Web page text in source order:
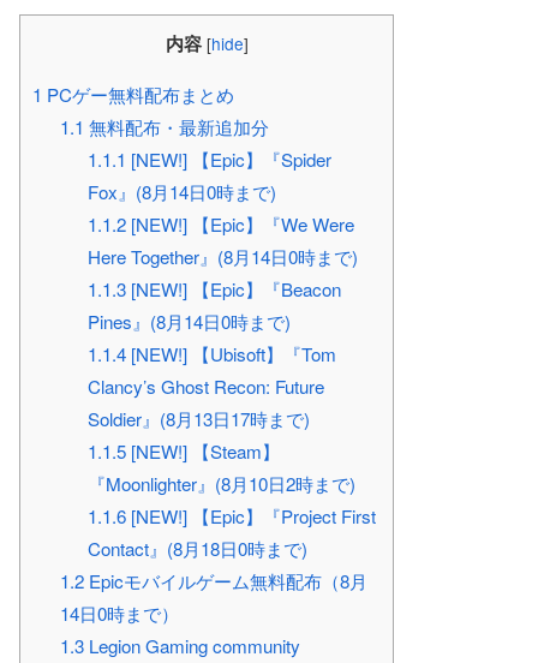
内容 [hide]
1 PCゲー無料配布まとめ
1.1 無料配布・最新追加分
1.1.1 [NEW!] 【Epic】『Spider
Fox』(8月14日0時まで)
1.1.2[NEW!] 【Epic】『We Were
Here Together』(8月14日0時まで)
1.1.3[NEW!] 【Epic】『Beacon
Pines』(8月14日0時まで)
1.1.4[NEW!] 【Ubisoft】『Tom
Clancy’s Ghost Recon: Future
Soldier』(8月13日17時まで)
1.1.5[NEW!] 【Steam】
『Moonlighter』(8月10日2時まで)
1.1.6[NEW!] 【Epic】『Project First
Contact』(8月18日0時まで)
1.2Epicモバイルゲーム無料配布（8月
14日0時まで）
1.3Legion Gaming community